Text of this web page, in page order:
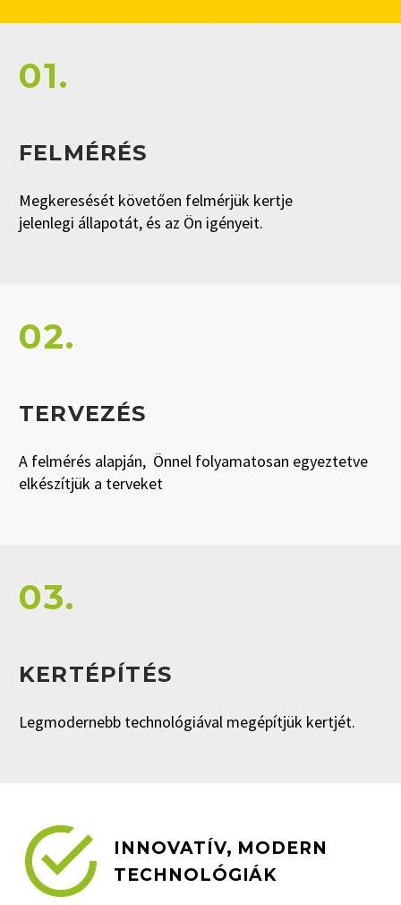
01.
FELMÉRÉS
Megkeresését követően felmérjük kertje
jelenlegi állapotát, és az Ön igényeit.
02.
TERVEZÉS
A felmérés alapján, Önnel folyamatosan egyeztetve
elkészítjük a terveket
03.
KERTÉPÍTÉS
Legmodernebb technológiával megépítjük kertjét.


INNOVATÍV, MODERN
TECHNOLÓGIÁK